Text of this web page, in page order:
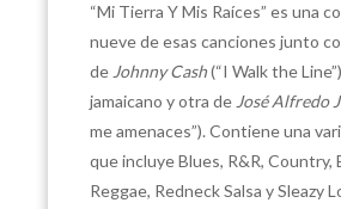
“Mi Tierra Y Mis Raíces” es una
nueve de esas canciones junto
de Johnny Cash(“I Walk the
jamaicano y otra de José Alfredo
me amenaces”). Contiene una
que incluye Blues, R&R, Country,
Reggae, Redneck Salsa y Sleazy